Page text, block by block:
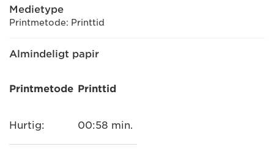
Medietype
Printmetode: Printtid
Almindeligt papir
Printmetode Printtid
Hurtig: 00:58 min.